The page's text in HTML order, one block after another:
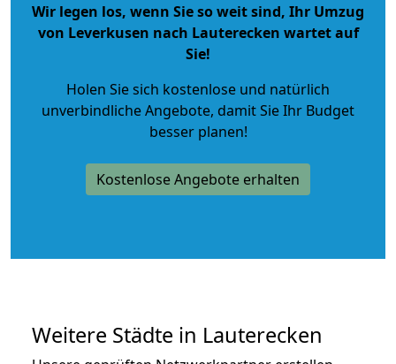
Wir legen los, wenn Sie so weit sind, Ihr Umzug
von Leverkusen nach Lauterecken wartet auf
Sie!
Holen Sie sich kostenlose und natürlich
unverbindliche Angebote, damit Sie Ihr Budget
besser planen!
Kostenlose Angebote erhalten
Weitere Städte in Lauterecken